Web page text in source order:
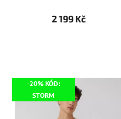
2 199 Kč
-20% KÓD:
STORM